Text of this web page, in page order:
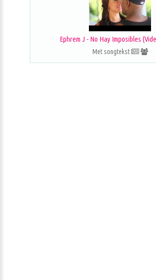
Ephrem J - No Hay Imposibles
Met songtekst